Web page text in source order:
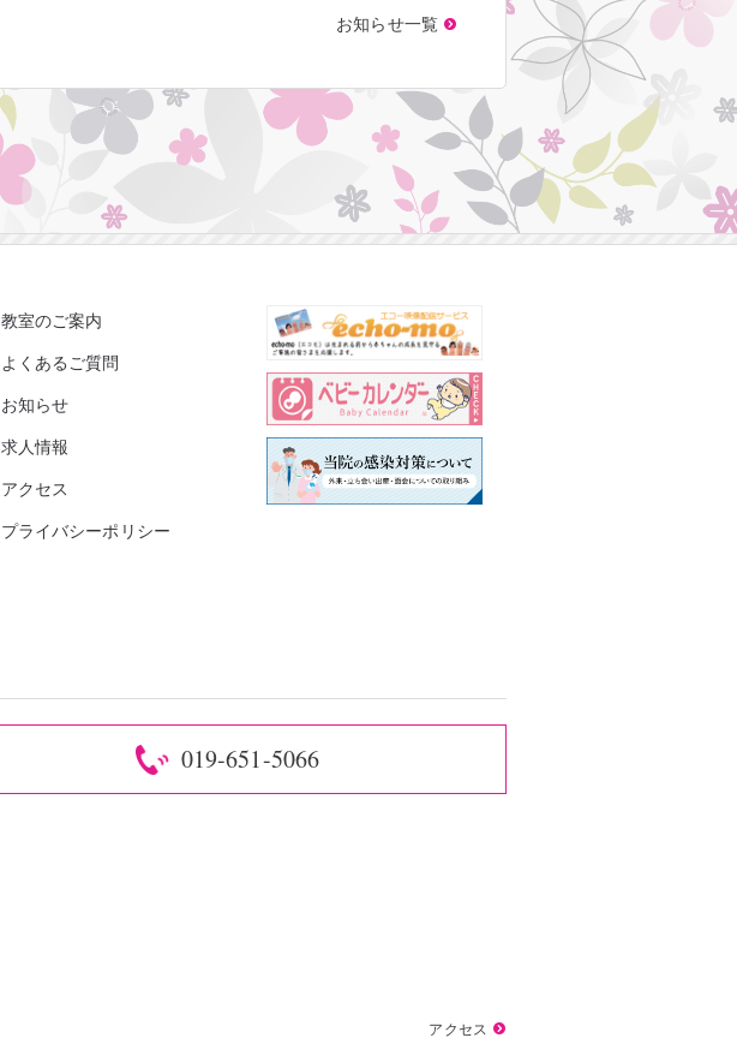
お知らせ一覧
教室のご案内
よくあるご質問
お知らせ
求人情報
アクセス
プライバシーポリシー
019-651-5066
アクセス